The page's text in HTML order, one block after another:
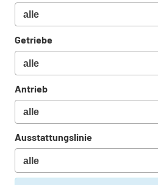
Getriebe
Antrieb
Ausstattungslinie